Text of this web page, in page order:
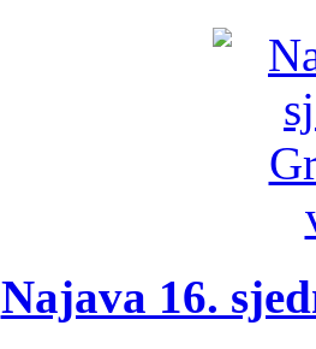
Najava 16.